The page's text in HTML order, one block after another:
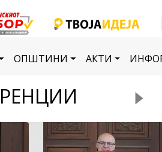
ОПШТИНИ АКТИ